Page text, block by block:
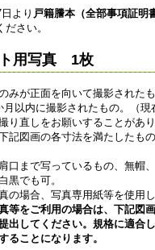
より 戸籍謄本（全部事項証明
さい。
用写真 1枚
みが正面を向いて撮影されたも
月以内に撮影されたもの。（
り直しをお願いすることがあり
記図画の各寸法を満たしたも
口まで写っているもの、無帽
黒でも可。
の場合、写真専用紙等を使用
等をご利用の場合は、下記図
出してください。規格に適合
ることになります。